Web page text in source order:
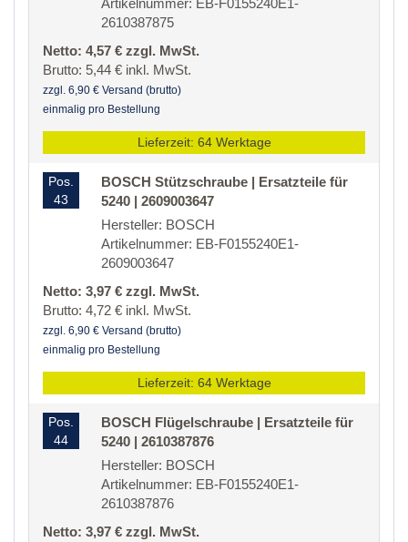
Artikelnummer: EB-F0155240E1-
2610387875
Netto: 4,57 € zzgl. MwSt.
Brutto: 5,44 € inkl. MwSt.
zzgl. 6,90 € Versand (brutto)
einmalig pro Bestellung
Lieferzeit: 64 Werktage
Pos.
43
BOSCH Stützschraube | Ersatzteile für
5240 | 2609003647
Hersteller: BOSCH
Artikelnummer: EB-F0155240E1-
2609003647
Netto: 3,97 € zzgl. MwSt.
Brutto: 4,72 € inkl. MwSt.
zzgl. 6,90 € Versand (brutto)
einmalig pro Bestellung
Lieferzeit: 64 Werktage
Pos.
44
BOSCH Flügelschraube | Ersatzteile für
5240 | 2610387876
Hersteller: BOSCH
Artikelnummer: EB-F0155240E1-
2610387876
Netto: 3,97 € zzgl. MwSt.